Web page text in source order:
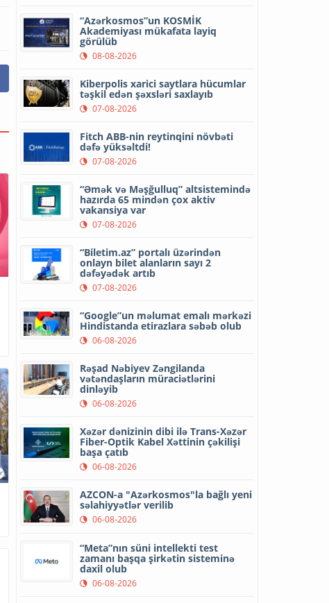
“Azərkosmos”un KOSMİK
Akademiyası mükafata layiq
görülüb
08-08-2026
Kiberpolis xarici saytlara hücumlar
təşkil edən şəxsləri saxlayıb
07-08-2026
Fitch ABB-nin reytinqini növbəti
dəfə yüksəltdi!
07-08-2026
“Əmək və Məşğulluq” altsistemində
hazırda 65 mindən çox aktiv
vakansiya var
07-08-2026
“Biletim.az” portalı üzərindən
onlayn bilet alanların sayı 2
dəfəyədək artıb
07-08-2026
“Google”un məlumat emalı mərkəzi
Hindistanda etirazlara səbəb olub
06-08-2026
Rəşad Nəbiyev Zəngilanda
vətəndaşların müraciətlərini
dinləyib
06-08-2026
Xəzər dənizinin dibi ilə Trans-Xəzər
Fiber-Optik Kabel Xəttinin çəkilişi
başa çatıb
06-08-2026
AZCON-a "Azərkosmos"la bağlı yeni
səlahiyyətlər verilib
06-08-2026
“Meta”nın süni intellekti test
zamanı başqa şirkətin sisteminə
daxil olub
06-08-2026